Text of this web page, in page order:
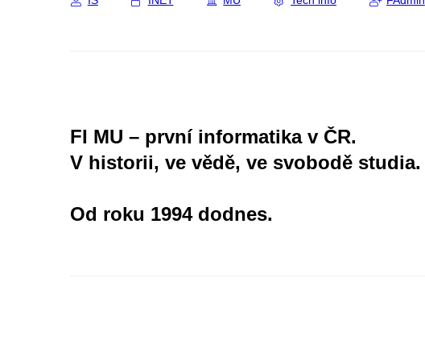
FI MU – první informatika v ČR.
V historii, ve vědě, ve svobodě studia.
Od roku 1994 dodnes.